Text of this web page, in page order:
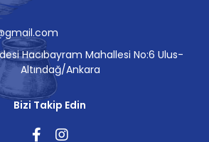
Hacıbayram Mahallesi No:6 Ulus-
Altındağ/Ankara
Bizi Takip Edin